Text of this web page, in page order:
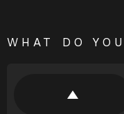
WHAT DO